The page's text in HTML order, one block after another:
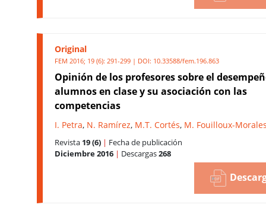
Original
FEM 2016; 19 (6): 291-299 | DOI: 10.33588/fem.196.863
Opinión de los profesores sobre el
alumnos en clase y su asociación con las
competencias
I. Petra, N. Ramírez, M.T. Cortés, M. Fouilloux-
Revista 19 (6) | Fecha de publicación
Diciembre 2016 | Descargas268